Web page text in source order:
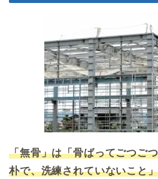
「無骨」は「骨ばってごつご
朴で、洗練されていないこと